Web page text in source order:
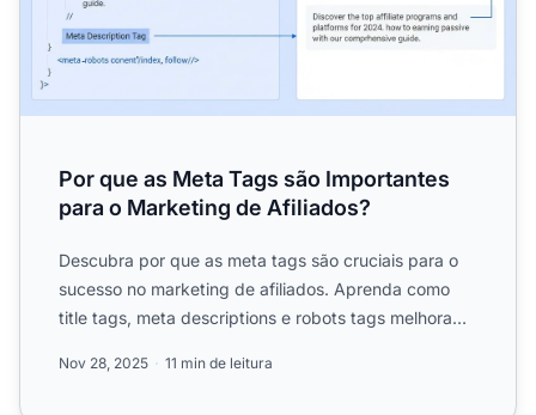
Por que as Meta Tags são Importantes
para o Marketing de Afiliados?
Descubra por que as meta tags são cruciais para o
sucesso no marketing de afiliados. Aprenda como
title tags, meta descriptions e robots tags melhoram
Nov 28, 2025 11 min de leitura